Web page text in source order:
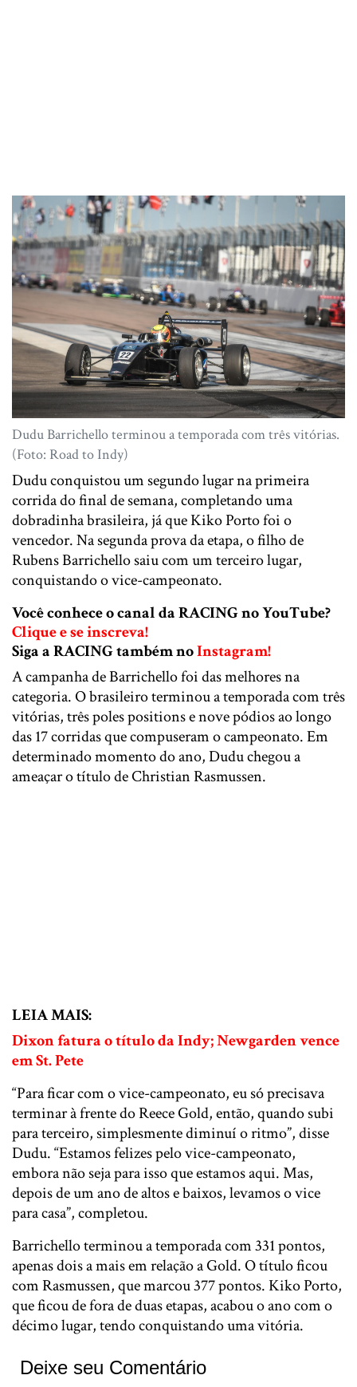
Dudu Barrichello terminou a temporada com três vitórias.
(Foto: Road to Indy)
Dudu conquistou um segundo lugar na primeira
corrida do final de semana, completando uma
dobradinha brasileira, já que Kiko Porto foi o
vencedor. Na segunda prova da etapa, o filho de
Rubens Barrichello saiu com um terceiro lugar,
conquistando o vice-campeonato.
Você conhece o canal da RACING no YouTube?
Clique e se inscreva!
Siga a RACING também noInstagram!
A campanha de Barrichello foi das melhores na
categoria. O brasileiro terminou a temporada com três
vitórias, três poles positions e nove pódios ao longo
das 17 corridas que compuseram o campeonato. Em
determinado momento do ano, Dudu chegou a
ameaçar o título de Christian Rasmussen.
LEIA MAIS:
Dixon fatura o título da Indy; Newgarden vence
em St. Pete
“Para ficar com o vice-campeonato, eu só precisava
terminar à frente do Reece Gold, então, quando subi
para terceiro, simplesmente diminuí o ritmo”, disse
Dudu. “Estamos felizes pelo vice-campeonato,
embora não seja para isso que estamos aqui. Mas,
depois de um ano de altos e baixos, levamos o vice
para casa”, completou.
Barrichello terminou a temporada com 331 pontos,
apenas dois a mais em relação a Gold. O título ficou
com Rasmussen, que marcou 377 pontos. Kiko Porto,
que ficou de fora de duas etapas, acabou o ano com o
décimo lugar, tendo conquistando uma vitória.
Deixe seu Comentário